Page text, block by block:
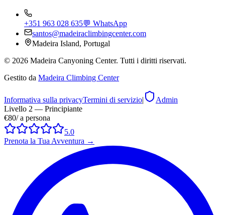
+351 963 028 635💬 WhatsApp
santos@madeiraclimbingcenter.com
Madeira Island, Portugal
© 2026 Madeira Canyoning Center. Tutti i diritti riservati.
Gestito da Madeira Climbing Center
Informativa sulla privacyTermini di servizio|
Admin
Livello 2 — Principiante
€80/a persona
5.0
Prenota la Tua Avventura →